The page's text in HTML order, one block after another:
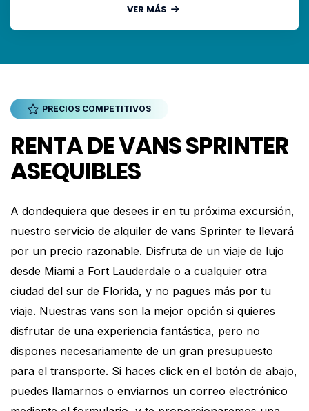
VER MÁS
PRECIOS COMPETITIVOS
RENTA DE VANS SPRINTER
ASEQUIBLES
A dondequiera que desees ir en tu próxima excursión,
nuestro servicio de alquiler de vans Sprinter te llevará
por un precio razonable. Disfruta de un viaje de lujo
desde Miami a Fort Lauderdale o a cualquier otra
ciudad del sur de Florida, y no pagues más por tu
viaje. Nuestras vans son la mejor opción si quieres
disfrutar de una experiencia fantástica, pero no
dispones necesariamente de un gran presupuesto
para el transporte. Si haces click en el botón de abajo,
puedes llamarnos o enviarnos un correo electrónico